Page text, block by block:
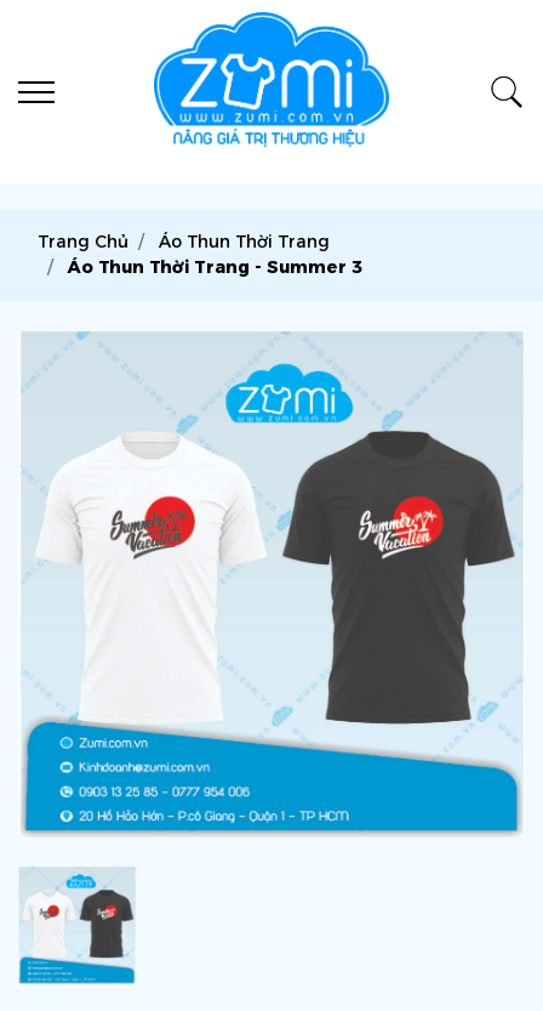
Trang Chủ
Áo Thun Thời Trang
Áo Thun Thời Trang - Summer 3